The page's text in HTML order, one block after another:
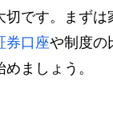
です。まずは
券口座や制度の
ましょう。